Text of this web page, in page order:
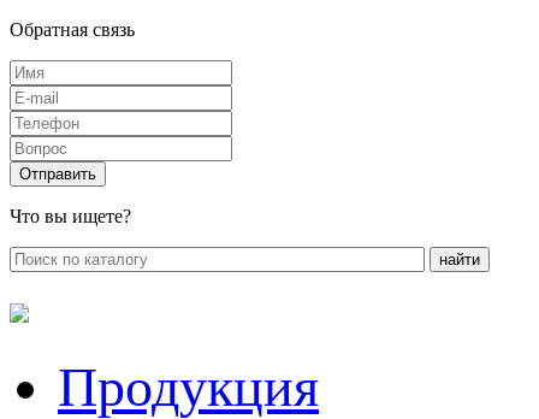
Обратная связь
Что вы ищете?
Продукция